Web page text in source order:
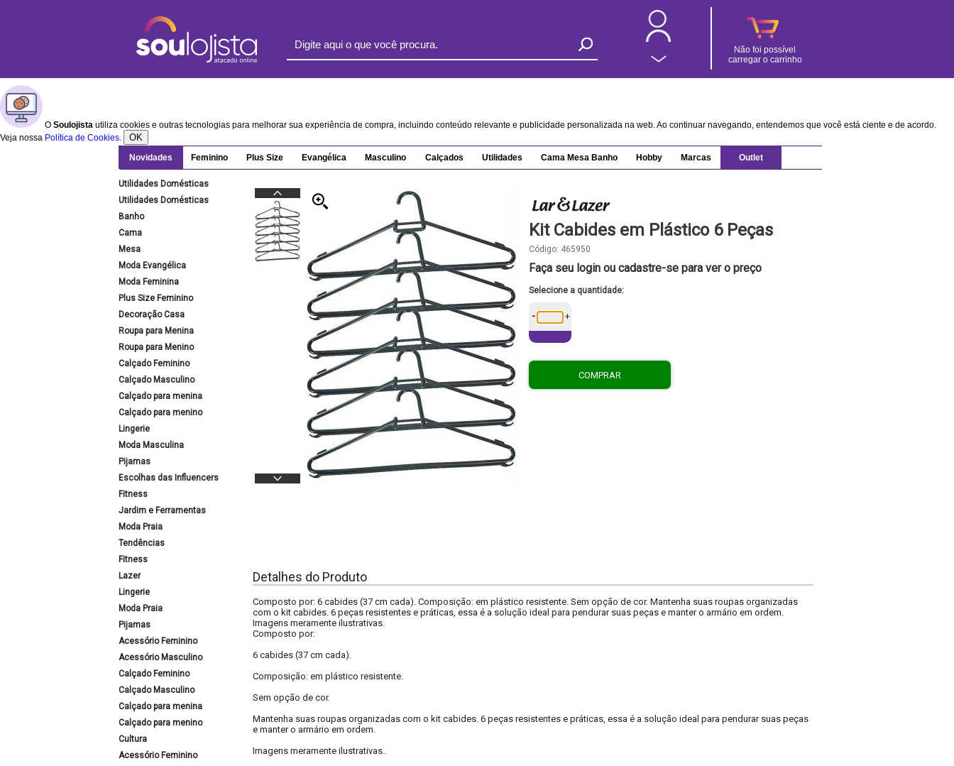
Não foi possível
carregar o carrinho
O Soulojista utiliza cookies e outras tecnologias para melhorar sua experiência de compra, incluindo conteúdo relevante e publicidade personalizada na web. Ao continuar navegando, entendemos que você está ciente e de acordo.
Veja nossa Política de Cookies. OK
Novidades Feminino Plus Size Evangélica Masculino Calçados Utilidades Cama Mesa Banho Hobby Marcas Outlet
Utilidades Domésticas
Utilidades Domésticas
Banho
Cama
Mesa
Moda Evangélica
Moda Feminina
Plus Size Feminino
Decoração Casa
Roupa para Menina
Roupa para Menino
Calçado Feminino
Calçado Masculino
Calçado para menina
Calçado para menino
Lingerie
Moda Masculina
Pijamas
Escolhas das Influencers
Fitness
Jardim e Ferramentas
Moda Praia
Tendências
Fitness
Lazer
Lingerie
Moda Praia
Pijamas
Acessório Feminino
Acessório Masculino
Calçado Feminino
Calçado Masculino
Calçado para menina
Calçado para menino
Cultura
Acessório Feminino
Kit Cabides em Plástico 6 Peças
Código: 465950
Faça seu login ou cadastre-se para ver o preço
Selecione a quantidade:
- +
COMPRAR
Detalhes do Produto
Composto por: 6 cabides (37 cm cada). Composição: em plástico resistente. Sem opção de cor. Mantenha suas roupas organizadas
com o kit cabides. 6 peças resistentes e práticas, essa é a solução ideal para pendurar suas peças e manter o armário em ordem.
Imagens meramente ilustrativas.
Composto por:
6 cabides (37 cm cada).
Composição: em plástico resistente.
Sem opção de cor.
Mantenha suas roupas organizadas com o kit cabides. 6 peças resistentes e práticas, essa é a solução ideal para pendurar suas peças
e manter o armário em ordem.
Imagens meramente ilustrativas..